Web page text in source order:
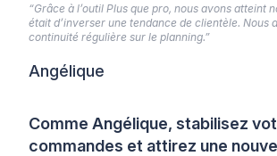
Comme Angélique, stabilisez
commandes et attirez une
“Grâce à l’outil Plus que pro, nous avons atteint
était d’inverser une tendance de clientèle. Nous
continuité régulière sur le planning.”
Angélique